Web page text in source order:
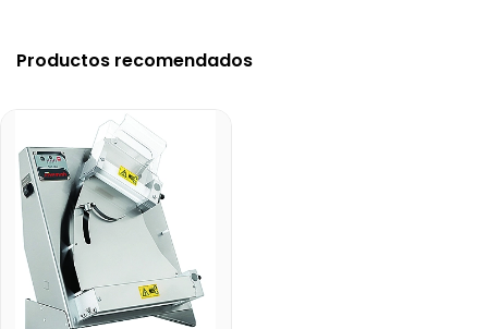
Productos recomendados